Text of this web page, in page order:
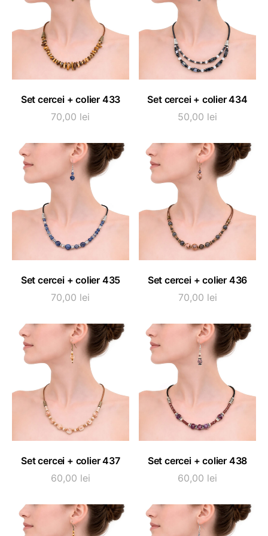
ADAUGĂ ÎN COȘ
Set cercei + colier 433
70,00 lei
ADAUGĂ ÎN COȘ
Set cercei + colier 434
50,00 lei
ADAUGĂ ÎN COȘ
Set cercei + colier 435
70,00 lei
ADAUGĂ ÎN COȘ
Set cercei + colier 436
70,00 lei
ADAUGĂ ÎN COȘ
Set cercei + colier 437
60,00 lei
ADAUGĂ ÎN COȘ
Set cercei + colier 438
60,00 lei